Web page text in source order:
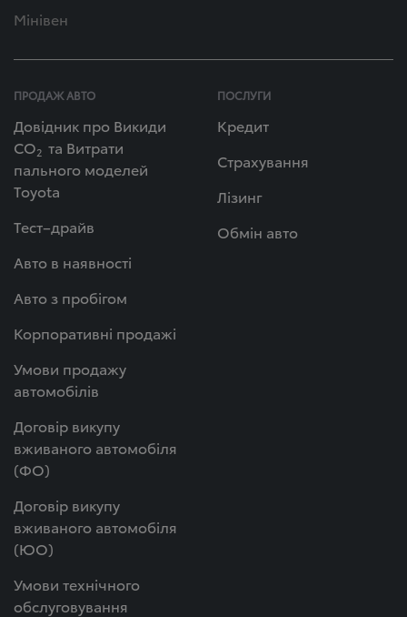
Мінівен
ПРОДАЖ АВТО
Довідник про Викиди
СО2 та Витрати
пального моделей
Toyota
Тест–драйв
Авто в наявності
Авто з пробігом
Корпоративні продажі
Умови продажу
автомобілів
Договір викупу
вживаного автомобіля
(ФО)
Договір викупу
вживаного автомобіля
(ЮО)
Умови технічного
обслуговування
ПОСЛУГИ
Кредит
Страхування
Лізинг
Обмін авто